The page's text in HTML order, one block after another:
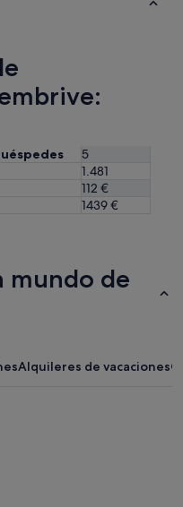
5
1.481
112 €
1439 €
mundo de
Alquileres de vacaciones